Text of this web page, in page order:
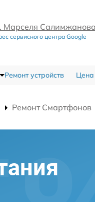
Марселя
сервисного центра Google
Ремонт устройств Цена
Ремонт Смартфонов